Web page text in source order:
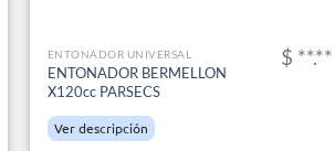
ENTONADOR UNIVERSAL
ENTONADOR BERMELLON
X120cc PARSECS
Ver descripción
$ **.**